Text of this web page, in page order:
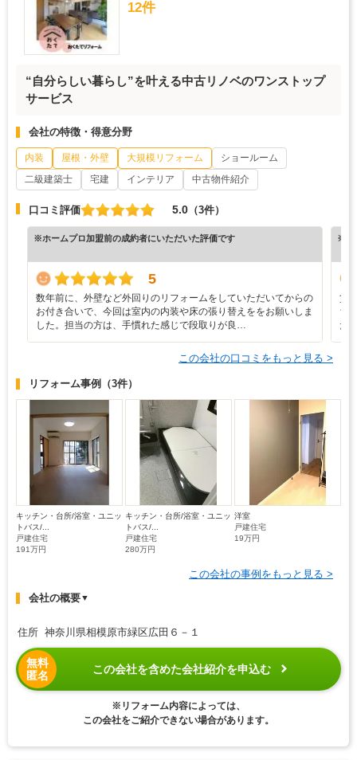
12件
“自分らしい暮らし”を叶える中古リノベのワンストップ
サービス
会社の特徴・得意分野
内装 屋根・外壁 大規模リフォーム
ショールーム
二級建築士
宅建 インテリア 中古物件紹介
口コミ評価 5.0 （3件）
※ホームプロ加盟前の成約者にいただいた評価です
5
数年前に、外壁など外回りのリフォームをしていただいてからの
お付き合いで、今回は室内の内装や床の張り替えををお願いしま
した。担当の方は、手慣れた感じで段取りが良…
※ホ
賃
ち
た
この会社の口コミをもっと見る >
リフォーム事例 （3件）
キッチン・台所/浴室・ユニッ
トバス/...
戸建住宅
191万円
キッチン・台所/浴室・ユニッ
トバス/...
戸建住宅
280万円
洋室
戸建住宅
19万円
この会社の事例をもっと見る >
会社の概要▼
住所 神奈川県相模原市緑区広田６－１
無料
匿名
この会社を含めた会社紹介を申込む
※リフォーム内容によっては、
この会社をご紹介できない場合があります。